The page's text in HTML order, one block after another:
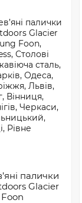
палички
Glacier